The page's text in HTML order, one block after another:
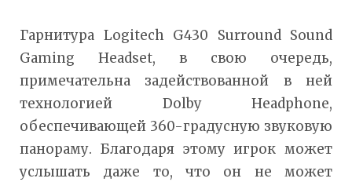
Гарнитура Logitech G430 Surround Sound
Gaming Headset, в свою очередь,
примечательна задействованной в ней
технологией Dolby Headphone,
обеспечивающей 360-градусную звуковую
панораму. Благодаря этому игрок может
услышать даже то, что он не может